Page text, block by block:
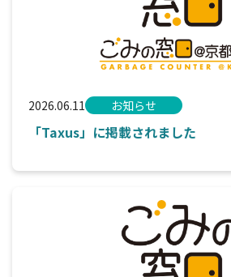
2026.06.11 お知らせ
「Taxus」に掲載されました